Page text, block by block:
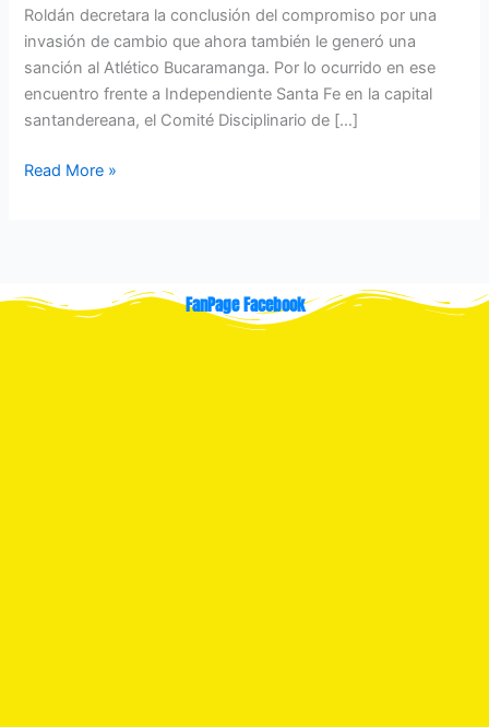
Roldán decretara la conclusión del compromiso por una
invasión de cambio que ahora también le generó una
sanción al Atlético Bucaramanga. Por lo ocurrido en ese
encuentro frente a Independiente Santa Fe en la capital
santandereana, el Comité Disciplinario de […]
Read More »
FanPage Facebook